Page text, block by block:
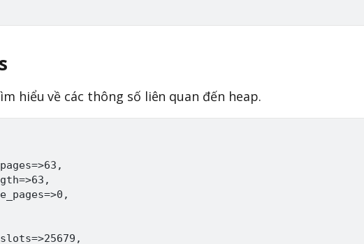
hiểu về các thông số liên quan đến heap.